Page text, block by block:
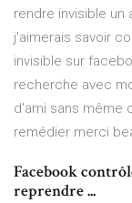
rendre invisible un
j'aimerais savoir
invisible sur
recherche avec
d'ami sans même
remédier merci
Facebook
reprendre ...